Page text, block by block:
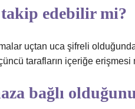
takip edebilir mi?
uçtan uca şifreli
tarafların içeriğe
bağlı